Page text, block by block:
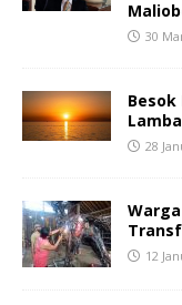
30
28
12